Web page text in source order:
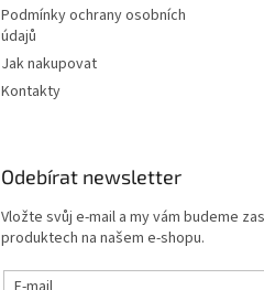
Podmínky ochrany osobních
údajů
Jak nakupovat
Kontakty
Odebírat newsletter
Vložte svůj e-mail a my vám budeme
produktech na našem e-shopu.